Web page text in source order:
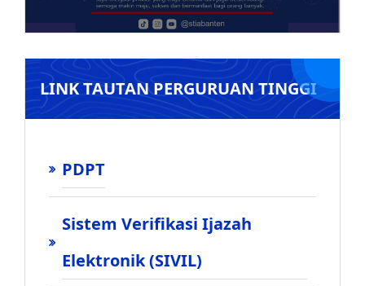
LINK TAUTAN PERGURUAN TINGGI
PDPT
Sistem Verifikasi Ijazah
Elektronik (SIVIL)